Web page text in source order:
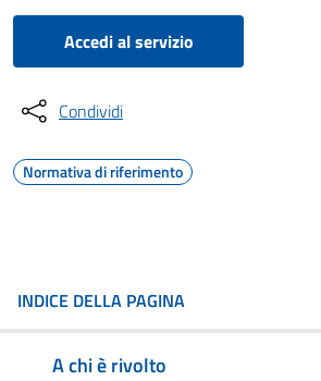
Accedi al servizio
Condividi
Normativa di riferimento
INDICE DELLA PAGINA
A chi è rivolto